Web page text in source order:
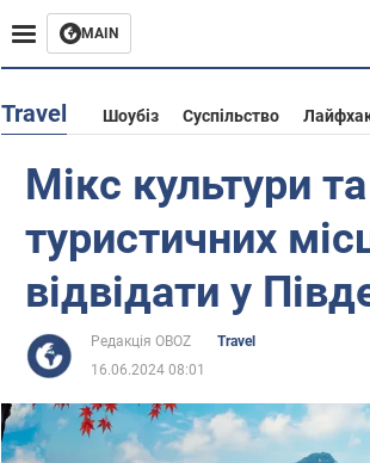
MAIN
Європа
Африка
Життя
Travel Шоубіз Суспільство
Мікс культури
туристичних
відвідати у
Редакція OBOZ
Travel
16.06.2024 08:01